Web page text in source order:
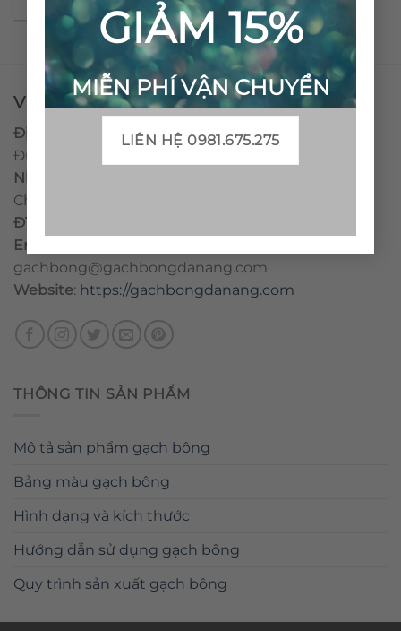
GIẢM 15%
MIỄN PHÍ VẬN CHUYỂN
LIÊN HỆ 0981.675.275
VPĐD - CTY TNHH GẠCH BÔNG VIỆT NAM
Địa chỉ:
CCN Quán Lát, Xã Đức Chánh, Huyện Mộ
Đức, Tỉnh Quảng Ngãi
Nhà máy miền trung:
Chánh, Huyện Mộ Đức, Tỉnh Quảng Ngãi, Việt Nam
ĐT
Email
gachbong@gachbongdanang.com
Website: https://gachbongdanang.com
THÔNG TIN SẢN PHẨM
Mô tả sản phẩm gạch bông
Bảng màu gạch bông
Hình dạng và kích thước
Hướng dẫn sử dụng gạch bông
Quy trình sản xuất gạch bông